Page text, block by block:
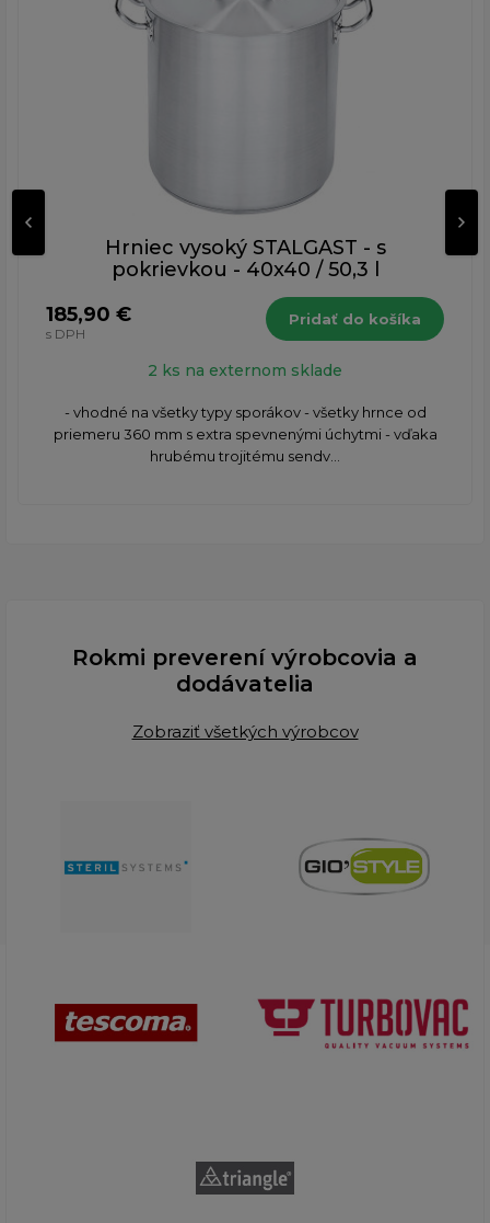
Hrniec vysoký STALGAST - s
pokrievkou - 40x40 / 50,3 l
185,90 €
s DPH
Pridať do košíka
2 ks na externom sklade
- vhodné na všetky typy sporákov - všetky hrnce od
priemeru 360 mm s extra spevnenými úchytmi - vďaka
hrubému trojitému sendv...
Rokmi preverení výrobcovia a
dodávatelia
Zobraziť všetkých výrobcov